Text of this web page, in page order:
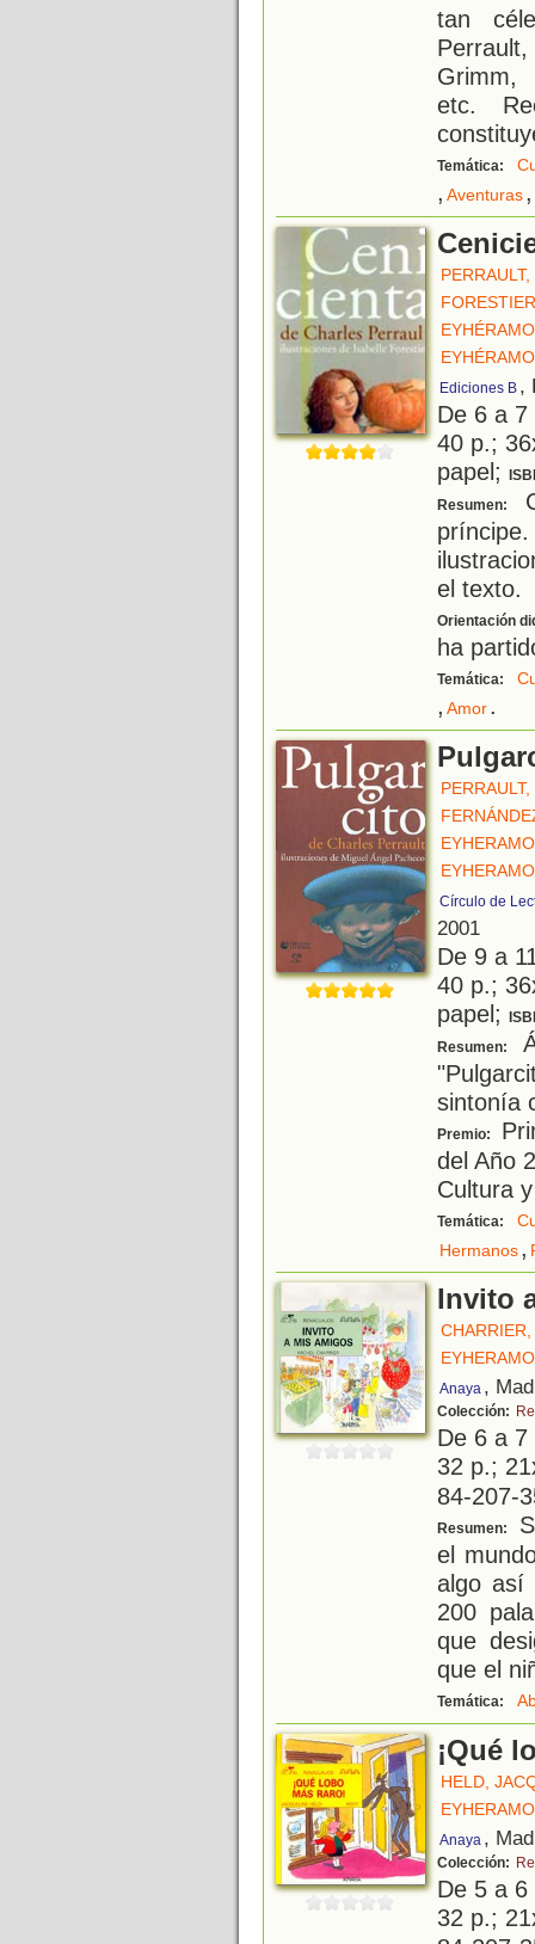
tan
Grimm,
etc.
Temática:
, Aventuras,
Ediciones B ,
De 6 a
40 p.;
papel;
Resumen:
el texto.
Orientación
ha
Temática:
, Amor.
Círculo de
2001
De 9 a
40 p.;
papel;
Resumen:
sintonía
Premio:
del Año
Cultura
Temática:
Hermanos,
Invito
Anaya ,
Colección:
De 6 a
32 p.;
84-207-
Resumen:
el
algo así
200
que
que el
Temática:
¡Qué
HELD,
Anaya ,
Colección:
De 5 a
32 p.;